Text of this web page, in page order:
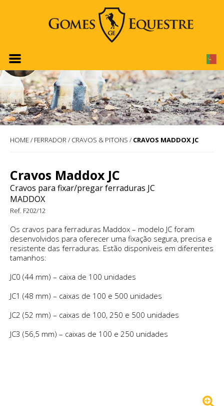
HOME/ FERRADOR/ CRAVOS & PITONS / CRAVOS MADDOX JC
Cravos Maddox JC
Cravos para fixar/pregar ferraduras JC
MADDOX
Ref. F202/12
Os cravos para ferraduras Maddox – modelo JC foram
desenvolvidos para oferecer uma fixação segura, precisa e
resistente das ferraduras. Estão disponíveis em diferentes
tamanhos:
JC0 (44 mm) – caixa de 100 unidades
JC1 (48 mm) – caixas de 100 e 500 unidades
JC2 (52 mm) – caixas de 100, 250 e 500 unidades
JC3 (56,5 mm) – caixas de 100 e 250 unidades